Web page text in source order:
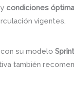
ycondiciones
vigentes.
, con su modelo
también